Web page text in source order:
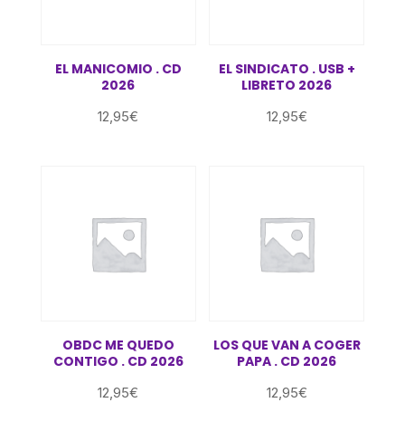
EL MANICOMIO . CD
2026
12,95€
EL SINDICATO . USB +
LIBRETO 2026
12,95€
OBDC ME QUEDO
CONTIGO . CD 2026
12,95€
LOS QUE VAN A COGER
PAPA . CD 2026
12,95€